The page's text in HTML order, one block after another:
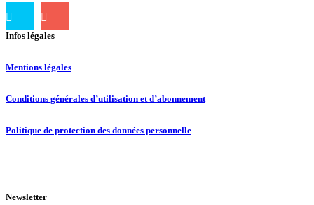
Infos légales
Mentions légales
Conditions générales d’utilisation et d’abonnement
Politique de protection des données personnelle
Newsletter